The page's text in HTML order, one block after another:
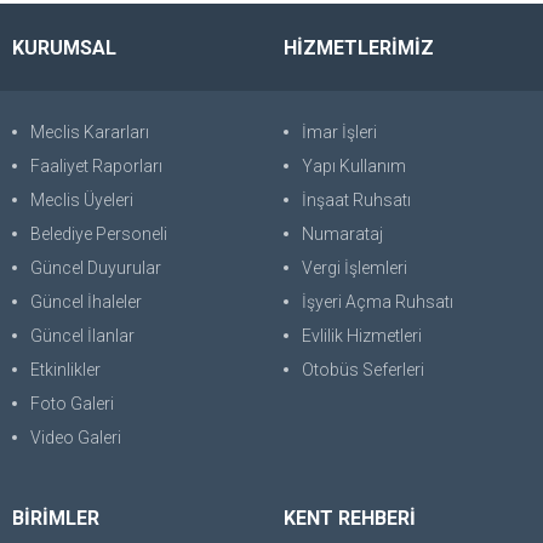
KURUMSAL
Meclis Kararları
Faaliyet Raporları
Meclis Üyeleri
Belediye Personeli
Güncel Duyurular
Güncel İhaleler
Güncel İlanlar
Etkinlikler
Foto Galeri
Video Galeri
HİZMETLERİMİZ
İmar İşleri
Yapı Kullanım
İnşaat Ruhsatı
Numarataj
Vergi İşlemleri
İşyeri Açma Ruhsatı
Evlilik Hizmetleri
Otobüs Seferleri
BİRİMLER KENT REHBERİ